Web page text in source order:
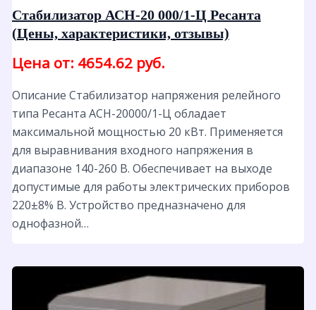
Стабилизатор АСН-20 000/1-Ц Ресанта
(Цены, характеристики, отзывы)
Цена от: 4654.62 руб.
Описание Стабилизатор напряжения релейного
типа Ресанта АСН-20000/1-Ц обладает
максимальной мощностью 20 кВт. Применяется
для выравнивания входного напряжения в
диапазоне 140-260 В. Обеспечивает на выходе
допустимые для работы электрических приборов
220±8% В. Устройство предназначено для
однофазной…